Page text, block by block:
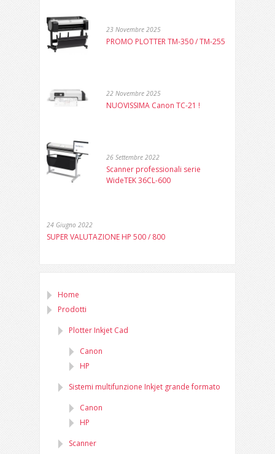
23 Novembre 2025
PROMO PLOTTER TM-350 / TM-255
22 Novembre 2025
NUOVISSIMA Canon TC-21 !
26 Settembre 2022
Scanner professionali serie
WideTEK 36CL-600
24 Giugno 2022
SUPER VALUTAZIONE HP 500 / 800
Home
Prodotti
Plotter Inkjet Cad
Canon
HP
Sistemi multifunzione Inkjet grande formato
Canon
HP
Scanner